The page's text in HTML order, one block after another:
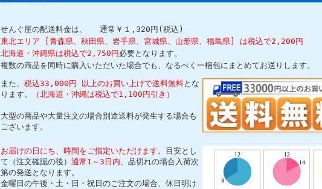
せんぐ屋の配送料金は、
通常￥１,320円(税込)
東北エリア [青森県、秋田県、岩手県、宮城県、山形県、福島県] は税込で2,200円
北海道・沖縄県は税込で2,750円 必要となります。
複数の商品を同時に購入いただいた場合でも、なるべく一梱包にまとめてお送りします。
また、 税込33,000円 以上のお買い上げで送料無料とな
ります。
（北海道・沖縄は税込で1,100円引き）
大型の商品や大量注文の場合別途送料が発生する場合も
ございます。
お届けの日にち、時間をご指定いただけます。
目安とし
て（注文確認の後） 通常1～3日内、品切れの場合入荷次
第の発送となります。
金曜日の午後・土・日・祝日のご注文の場合、休日明け